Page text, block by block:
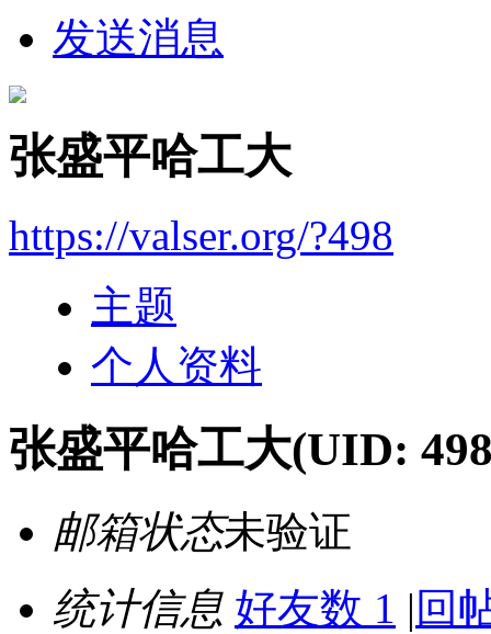
发送消息
张盛平哈工大
https://valser.org/?498
主题
个人资料
张盛平哈工大(UID:
邮箱状态未验证
统计信息 好友数 1 | 回